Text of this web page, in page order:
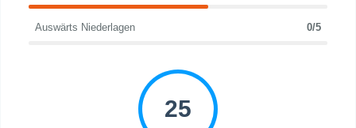
Auswärts Niederlagen 0/5
25